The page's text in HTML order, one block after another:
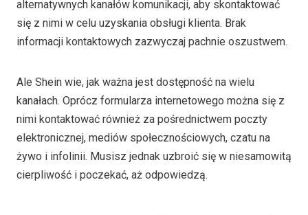
alternatywnych kanałów komunikacji, aby skontaktować
się z nimi w celu uzyskania obsługi klienta. Brak
informacji kontaktowych zazwyczaj pachnie oszustwem.
Ale Shein wie, jak ważna jest dostępność na wielu
kanałach. Oprócz formularza internetowego można się z
nimi kontaktować również za pośrednictwem poczty
elektronicznej, mediów społecznościowych, czatu na
żywo i infolinii. Musisz jednak uzbroić się w niesamowitą
cierpliwość i poczekać, aż odpowiedzą.